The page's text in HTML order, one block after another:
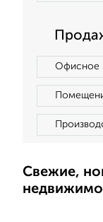
Офисное
Свежие,